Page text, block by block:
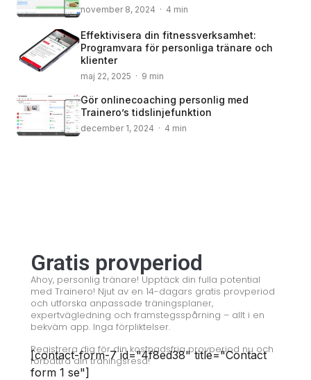
november 8, 2024 · 4 min
Effektivisera din fitnessverksamhet:
Programvara för personliga tränare och
klienter
maj 22, 2025 · 9 min
Gör onlinecoaching personlig med
Trainero’s tidslinjefunktion
december 1, 2024 · 4 min
Gratis provperiod
Ahoy, personlig tränare! Upptäck din fulla potential
med Trainero! Njut av en 14-dagars gratis provperiod
och utforska anpassade träningsplaner,
expertvägledning och framstegsspårning – allt i en
bekväm app. Inga förpliktelser.
Registrera dig för din kostnadsfria provperiod nu och
förbättra din träningsresa!
[contact-form-7 id="4f8ed38" title="Contact
form 1 se"]